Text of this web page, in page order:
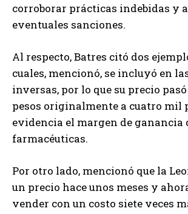
corroborar prácticas indebidas y
eventuales sanciones.
Al respecto, Batres citó dos
cuales, mencionó, se incluyó en
inversas, por lo que su precio
pesos originalmente a cuatro mil
evidencia el margen de ganancia
farmacéuticas.
Por otro lado, mencionó que la
un precio hace unos meses y
vender con un costo siete veces